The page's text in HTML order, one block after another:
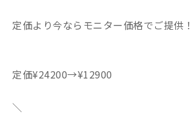
定価より今ならモニター価格でご提供！
定価¥24200→¥12900
＼